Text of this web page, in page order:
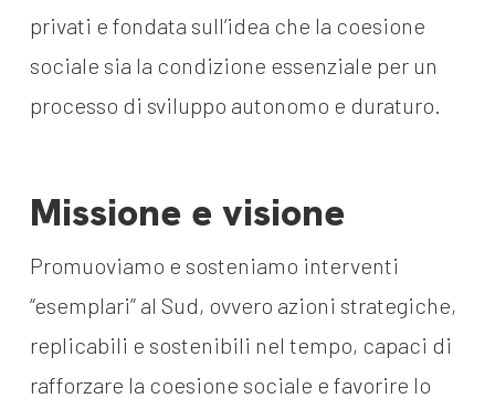
privati e fondata sull’idea che la coesione
sociale sia la condizione essenziale per un
processo di sviluppo autonomo e duraturo.
Missione e visione
Promuoviamo e sosteniamo interventi
“esemplari” al Sud, ovvero azioni strategiche,
replicabili e sostenibili nel tempo, capaci di
rafforzare la coesione sociale e favorire lo
Seguici sui social: